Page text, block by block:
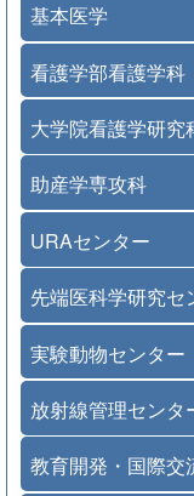
基本医学
看護学部看護学科
大学院看護学研究
助産学専攻科
URAセンター
先端医科学研究セ
実験動物センター
放射線管理センタ
教育開発・国際交